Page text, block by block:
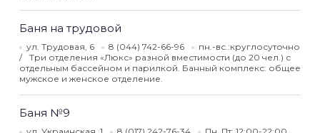
Баня на трудовой
ул. Трудовая, 6 8 (044) 742-66-96
пн.-вс.:круглосуточно
Три отделения «Люкс» разной вместимости (до 20 чел.) с
отдельным бассейном и парилкой. Банный комплекс: общее
мужское и женское отделение.
Баня №9